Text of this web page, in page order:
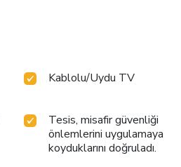
Kablolu/Uydu TV
Tesis, misafir güvenliği
önlemlerini uygulamaya
koyduklarını doğruladı.